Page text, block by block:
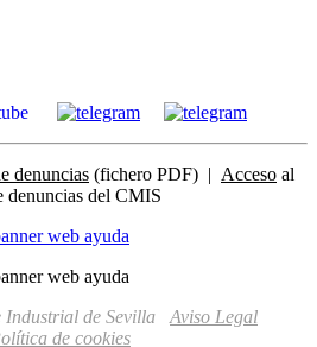
denuncias (fichero PDF) | Acceso al
denuncias del CMIS
de Sevilla Aviso Legal
de cookies